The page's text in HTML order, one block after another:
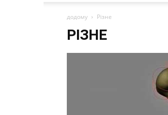
додому Різне
РІЗНЕ